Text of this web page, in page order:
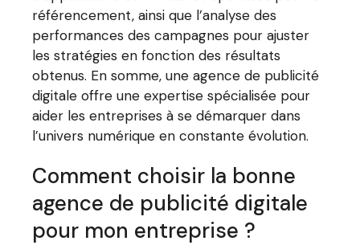
référencement, ainsi que l’analyse des
performances des campagnes pour ajuster
les stratégies en fonction des résultats
obtenus. En somme, une agence de publicité
digitale offre une expertise spécialisée pour
aider les entreprises à se démarquer dans
l’univers numérique en constante évolution.
Comment choisir la bonne
agence de publicité digitale
pour mon entreprise ?